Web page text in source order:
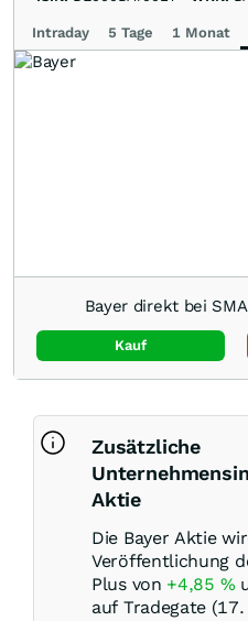
Intraday 5 Tage 1 Monat
Bayer direkt bei
Kauf
Zusätzliche
Aktie
Die Bayer Aktie
Veröffentlichung
Plus von +4,85 %
auf Tradegate